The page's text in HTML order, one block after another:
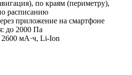
по краям (периметру),
расписанию
приложение на смартфоне
до 2000 Па
2600 мА·ч, Li-Ion